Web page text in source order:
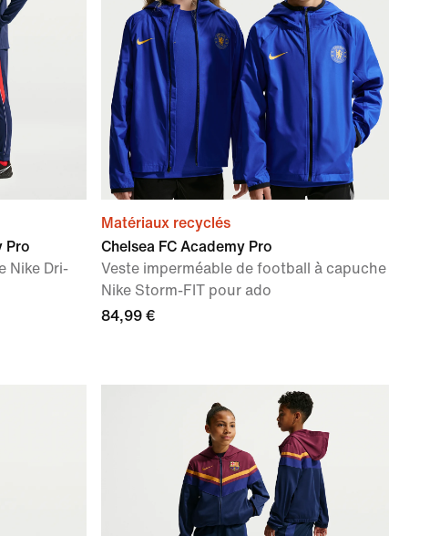
Pro
Nike Dri-
Matériaux recyclés
Chelsea FC Academy Pro
Veste imperméable de football à capuche
Nike Storm-FIT pour ado
84,99 €